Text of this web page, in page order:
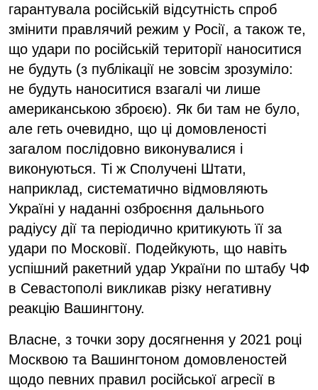
гарантувала російській відсутність спроб
змінити правлячий режим у Росії, а також те,
що удари по російській території наноситися
не будуть (з публікації не зовсім зрозуміло:
не будуть наноситися взагалі чи лише
американською зброєю). Як би там не було,
але геть очевидно, що ці домовленості
загалом послідовно виконувалися і
виконуються. Ті ж Сполучені Штати,
наприклад, систематично відмовляють
Україні у наданні озброєння дальнього
радіусу дії та періодично критикують її за
удари по Московії. Подейкують, що навіть
успішний ракетний удар України по штабу ЧФ
в Севастополі викликав різку негативну
реакцію Вашингтону.
Власне, з точки зору досягнення у 2021 році
Москвою та Вашингтоном домовленостей
щодо певних правил російської агресії в